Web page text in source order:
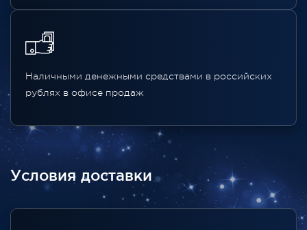
Наличными денежными средствами в российских
рублях в офисе продаж
Условия доставки